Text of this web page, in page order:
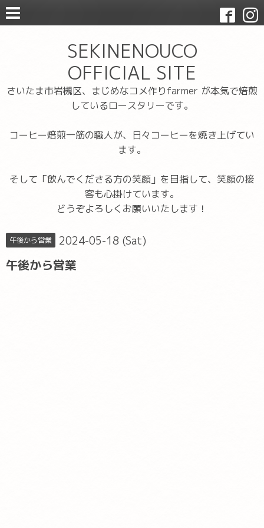
SEKINENOUCO
OFFICIAL SITE
さいたま市岩槻区、まじめなコメ作りfarmer が本気で焙煎
しているロースタリーです。
コーヒー焙煎一筋の職人が、日々コーヒーを焼き上げてい
ます。
そして「飲んでくださる方の笑顔」を目指して、笑顔の接
客も心掛けています。
どうぞよろしくお願いいたします！
午後から営業 2024-05-18 (Sat)
午後から営業